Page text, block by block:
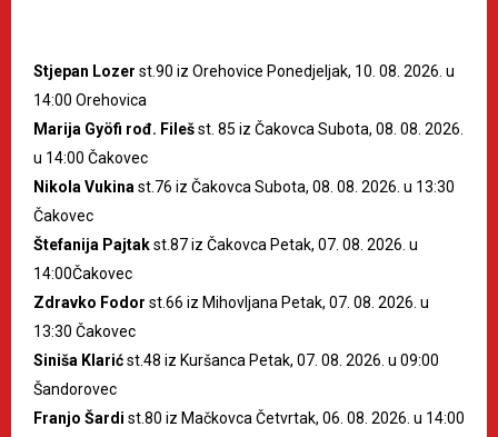
Stjepan Lozer st.90 iz Orehovice Ponedjeljak, 10. 08. 2026. u
14:00 Orehovica
Marija Gyöfi rođ. Filešst. 85 iz Čakovca Subota, 08. 08. 2026.
u 14:00 Čakovec
Nikola Vukina st.76 iz Čakovca Subota, 08. 08. 2026. u 13:30
Čakovec
Štefanija Pajtakst.87 iz Čakovca Petak, 07. 08. 2026. u
14:00Čakovec
Zdravko Fodor st.66 iz Mihovljana Petak, 07. 08. 2026. u
13:30 Čakovec
Siniša Klarićst.48 iz Kuršanca Petak, 07. 08. 2026. u 09:00
Šandorovec
Franjo Šardi st.80 iz Mačkovca Četvrtak, 06. 08. 2026. u 14:00